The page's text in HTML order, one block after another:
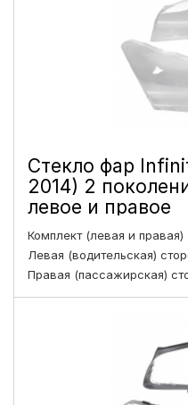
Стекло фар
2014) 2
левое и правое
Комплект (левая и правая)
Левая (водительская)
Правая (пассажирская)